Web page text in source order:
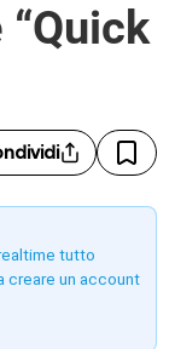
tutto
creare un account